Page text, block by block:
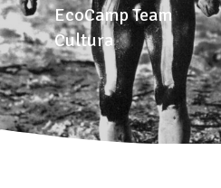
EcoCamp Team
Cultura